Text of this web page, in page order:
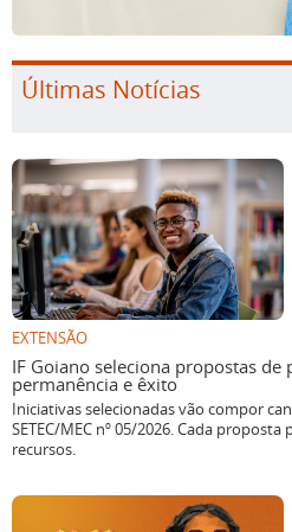
Últimas Notícias
EXTENSÃO
IF Goiano seleciona propostas de
permanência e êxito
Iniciativas selecionadas vão compor
SETEC/MEC nº 05/2026. Cada
recursos.